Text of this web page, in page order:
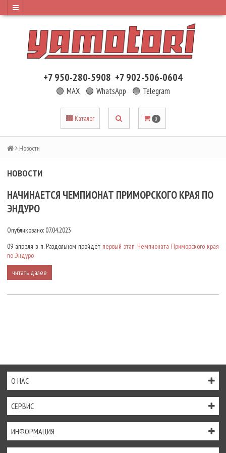
+7 950-280-5908 +7 902-506-0604
🟢 MAX 🟢 WhatsApp 🔵 Telegram
Каталог 0
Новости
НОВОСТИ
НАЧИНАЕТСЯ ЧЕМПИОНАТ ПРИМОРСКОГО КРАЯ ПО
ЭНДУРО
Опубликовано: 07.04.2023
09 апреля в п. Раздольном пройдёт первый этап Чемпионата Приморского края
по Эндуро
читать далее
О НАС
СЕРВИС
ИНФОРМАЦИЯ